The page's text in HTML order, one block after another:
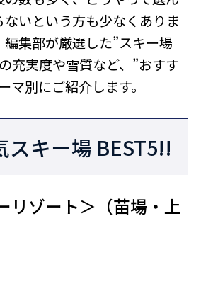
いという方も少なくありま
集部が厳選した”スキー場
充実度や雪質など、”おすす
マ別にご紹介します。
スキー場 BEST5!!
リゾート＞（苗場・上